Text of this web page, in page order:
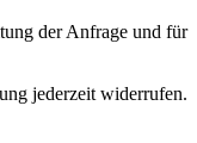
der Anfrage und für
jederzeit widerrufen.